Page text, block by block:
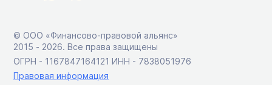
© ООО «Финансово-правовой альянс»
2015 ‑ 2026. Все права защищены
ОГРН - 1167847164121 ИНН - 7838051976
Правовая информация